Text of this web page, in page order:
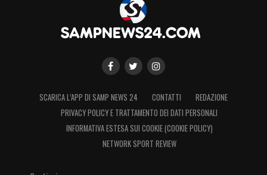
SCARICA L’APP DI SAMP NEWS 24 CONTATTI
REDAZIONE
PRIVACY POLICY E TRATTAMENTO DEI DATI PERSONALI
INFORMATIVA ESTESA SUI COOKIE (COOKIE POLICY)
NETWORK SPORT REVIEW